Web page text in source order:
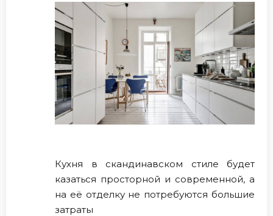
Кухня в скандинавском стиле будет
казаться просторной и современной, а
на её отделку не потребуются большие
затраты